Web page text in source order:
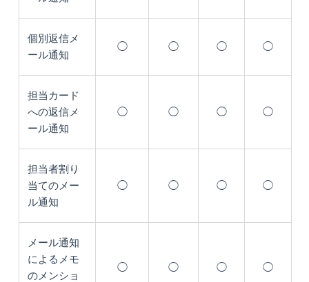
個別返信メ
ール通知
◯ ◯ ◯ ◯
担当カード
への返信メ
ール通知
◯ ◯ ◯ ◯
担当者割り
当てのメー
ル通知
◯ ◯ ◯ ◯
メール通知
によるメモ
のメンショ
◯ ◯ ◯ ◯